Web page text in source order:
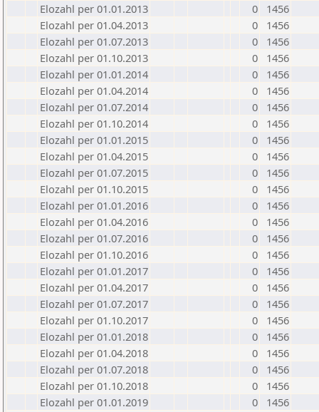
Elozahl per 01.01.2013
0
1456
Elozahl per 01.04.2013
0
1456
Elozahl per 01.07.2013
0
1456
Elozahl per 01.10.2013
0
1456
Elozahl per 01.01.2014
0
1456
Elozahl per 01.04.2014
0
1456
Elozahl per 01.07.2014
0
1456
Elozahl per 01.10.2014
0
1456
Elozahl per 01.01.2015
0
1456
Elozahl per 01.04.2015
0
1456
Elozahl per 01.07.2015
0
1456
Elozahl per 01.10.2015
0
1456
Elozahl per 01.01.2016
0
1456
Elozahl per 01.04.2016
0
1456
Elozahl per 01.07.2016
0
1456
Elozahl per 01.10.2016
0
1456
Elozahl per 01.01.2017
0
1456
Elozahl per 01.04.2017
0
1456
Elozahl per 01.07.2017
0
1456
Elozahl per 01.10.2017
0
1456
Elozahl per 01.01.2018
0
1456
Elozahl per 01.04.2018
0
1456
Elozahl per 01.07.2018
0
1456
Elozahl per 01.10.2018
0
1456
Elozahl per 01.01.2019
0
1456